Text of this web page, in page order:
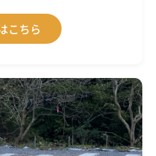
こちら